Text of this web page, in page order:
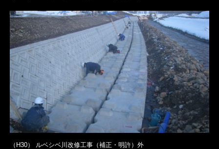
（H30） ルベシベ川改修工事（補正・明許）外